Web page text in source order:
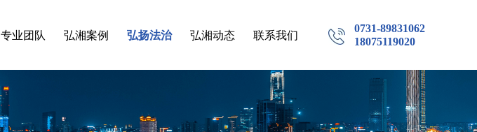
0731-89831062
18075119020
专业团队 弘湘案例 弘扬法治 弘湘动态 联系我们